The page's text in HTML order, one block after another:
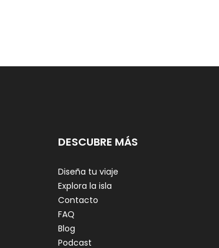
DESCUBRE MÁS
Diseña tu viaje
Explora la isla
Contacto
FAQ
Blog
Podcast